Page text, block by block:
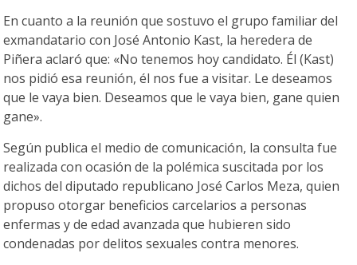
En cuanto a la reunión que sostuvo el grupo familiar del
exmandatario con José Antonio Kast, la heredera de
Piñera aclaró que: «No tenemos hoy candidato. Él (Kast)
nos pidió esa reunión, él nos fue a visitar. Le deseamos
que le vaya bien. Deseamos que le vaya bien, gane quien
gane».
Según publica el medio de comunicación, la consulta fue
realizada con ocasión de la polémica suscitada por los
dichos del diputado republicano José Carlos Meza, quien
propuso otorgar beneficios carcelarios a personas
enfermas y de edad avanzada que hubieren sido
condenadas por delitos sexuales contra menores.